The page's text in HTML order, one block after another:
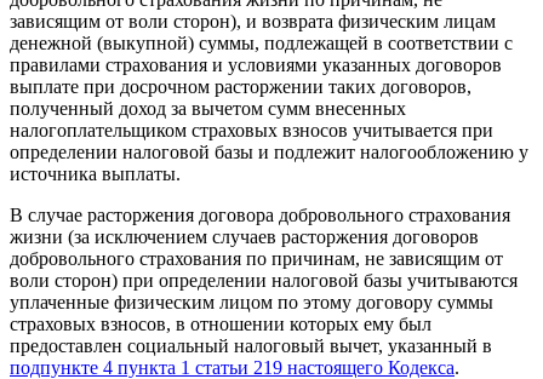
зависящим от воли сторон), и возврата физическим лицам
денежной (выкупной) суммы, подлежащей в соответствии с
правилами страхования и условиями указанных договоров
выплате при досрочном расторжении таких договоров,
полученный доход за вычетом сумм внесенных
налогоплательщиком страховых взносов учитывается при
определении налоговой базы и подлежит налогообложению у
источника выплаты.
В случае расторжения договора добровольного страхования
жизни (за исключением случаев расторжения договоров
добровольного страхования по причинам, не зависящим от
воли сторон) при определении налоговой базы учитываются
уплаченные физическим лицом по этому договору суммы
страховых взносов, в отношении которых ему был
предоставлен социальный налоговый вычет, указанный в
подпункте 4 пункта 1 статьи 219 настоящего Кодекса.